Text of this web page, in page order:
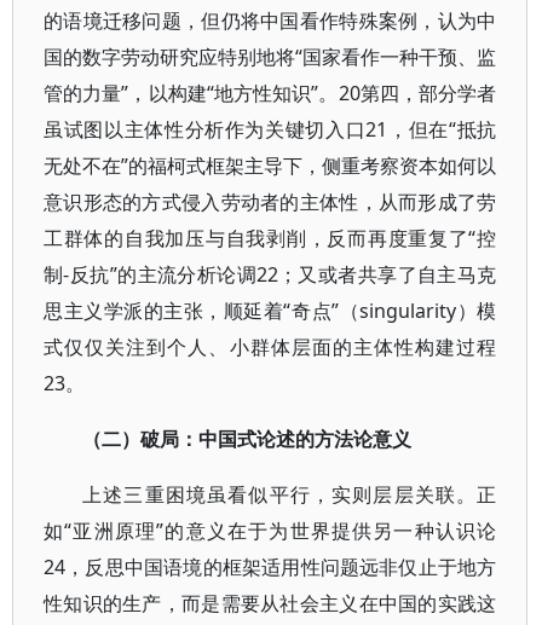
的语境迁移问题，但仍将中国看作特殊案例，认为中
国的数字劳动研究应特别地将“国家看作一种干预、监
管的力量”，以构建“地方性知识”。20第四，部分学者
虽试图以主体性分析作为关键切入口21，但在“抵抗
无处不在”的福柯式框架主导下，侧重考察资本如何以
意识形态的方式侵入劳动者的主体性，从而形成了劳
工群体的自我加压与自我剥削，反而再度重复了“控
制-反抗”的主流分析论调22；又或者共享了自主马克
思主义学派的主张，顺延着“奇点”（singularity）模
式仅仅关注到个人、小群体层面的主体性构建过程
23。
（二）破局：中国式论述的方法论意义
上述三重困境虽看似平行，实则层层关联。正
如“亚洲原理”的意义在于为世界提供另一种认识论
24，反思中国语境的框架适用性问题远非仅止于地方
性知识的生产，而是需要从社会主义在中国的实践这